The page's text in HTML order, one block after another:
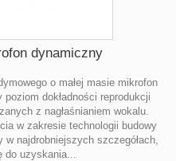
dynamiczny
o małej masie mikrofon
dokładności reprodukcji
z nagłaśnianiem wokalu.
w zakresie technologii budowy
najdrobniejszych szczegółach,
do uzyskania...